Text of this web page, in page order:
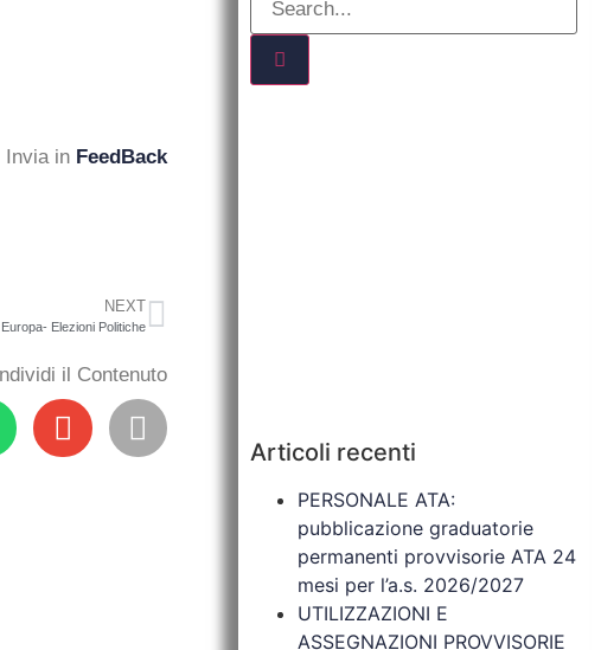
Invia in FeedBack
NEXT
Elezioni Politiche
il Contenuto
Articoli recenti
PERSONALE ATA:
pubblicazione graduatorie
permanenti provvisorie ATA 24
mesi per l’a.s. 2026/2027
UTILIZZAZIONI E
ASSEGNAZIONI PROVVISORIE